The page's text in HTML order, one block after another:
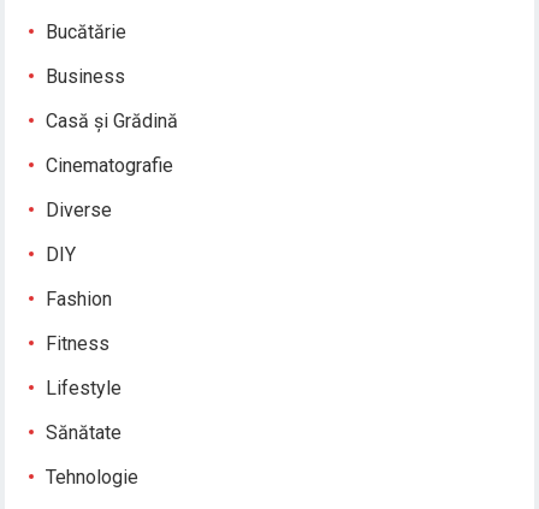
Bucătărie
Business
Casă și Grădină
Cinematografie
Diverse
DIY
Fashion
Fitness
Lifestyle
Sănătate
Tehnologie